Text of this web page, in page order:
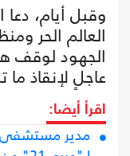
وقبل أيام،
العالم الحر
الجهود لوقف
عاجلٍ لإنقاذ
اقرأ أيضا:
مدير مستشفى